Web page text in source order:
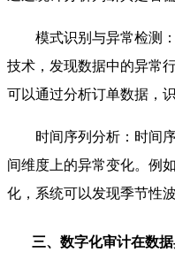
模式识别与异常检测
技术，发现数据中的异常
可以通过分析订单数据，
时间序列分析：时间
间维度上的异常变化。例
化，系统可以发现季节性
三、数字化审计在数